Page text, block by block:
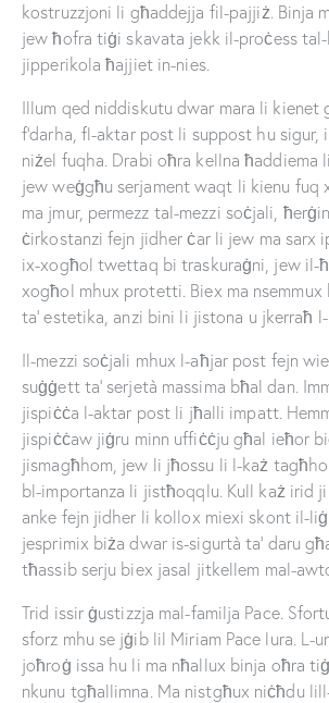
kostruzzjoni li għaddejja fil-pajjiż. Binja
jew ħofra tiġi skavata jekk il-proċess
jipperikola ħajjiet in-nies.
Illum qed niddiskutu dwar mara li kienet
f’darha, fl-aktar post li suppost hu sigur,
niżel fuqha. Drabi oħra kellna
jew weġgħu serjament waqt li kienu fuq
ma jmur, permezz tal-mezzi soċjali,
ċirkostanzi fejn jidher ċar li jew ma sarx
ix-xogħol twettaq bi traskuraġni, jew il-
xogħol mhux protetti. Biex ma nsemmux
ta’ estetika, anzi bini li jistona u jkerraħ
Il-mezzi soċjali mhux l-aħjar post fejn
suġġett ta’ serjetà massima bħal dan.
jispiċċa l-aktar post li jħalli impatt.
jispiċċaw jiġru minn uffiċċju għal ieħor
jismagħhom, jew li jħossu li l-każ
bl-importanza li jistħoqqlu. Kull każ irid
anke fejn jidher li kollox miexi skont il-
jesprimix biża dwar is-sigurtà ta’ daru
tħassib serju biex jasal jitkellem mal-
Trid issir ġustizzja mal-familja Pace.
sforz mhu se jġib lil Miriam Pace lura. L-
joħroġ issa hu li ma nħallux binja oħra
nkunu tgħallimna. Ma nistgħux niċħdu